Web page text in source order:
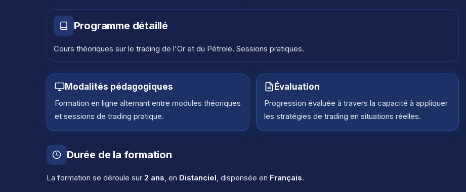
Programme détaillé
Cours théoriques sur le trading de l'Or et du Pétrole. Sessions pratiques.
Modalités pédagogiques
Formation en ligne alternant entre modules théoriques
et sessions de trading pratique.
Évaluation
Progression évaluée à travers la capacité à appliquer
les stratégies de trading en situations réelles.
Durée de la formation
La formation se déroule sur 2 ans , en Distanciel , dispensée en Français.